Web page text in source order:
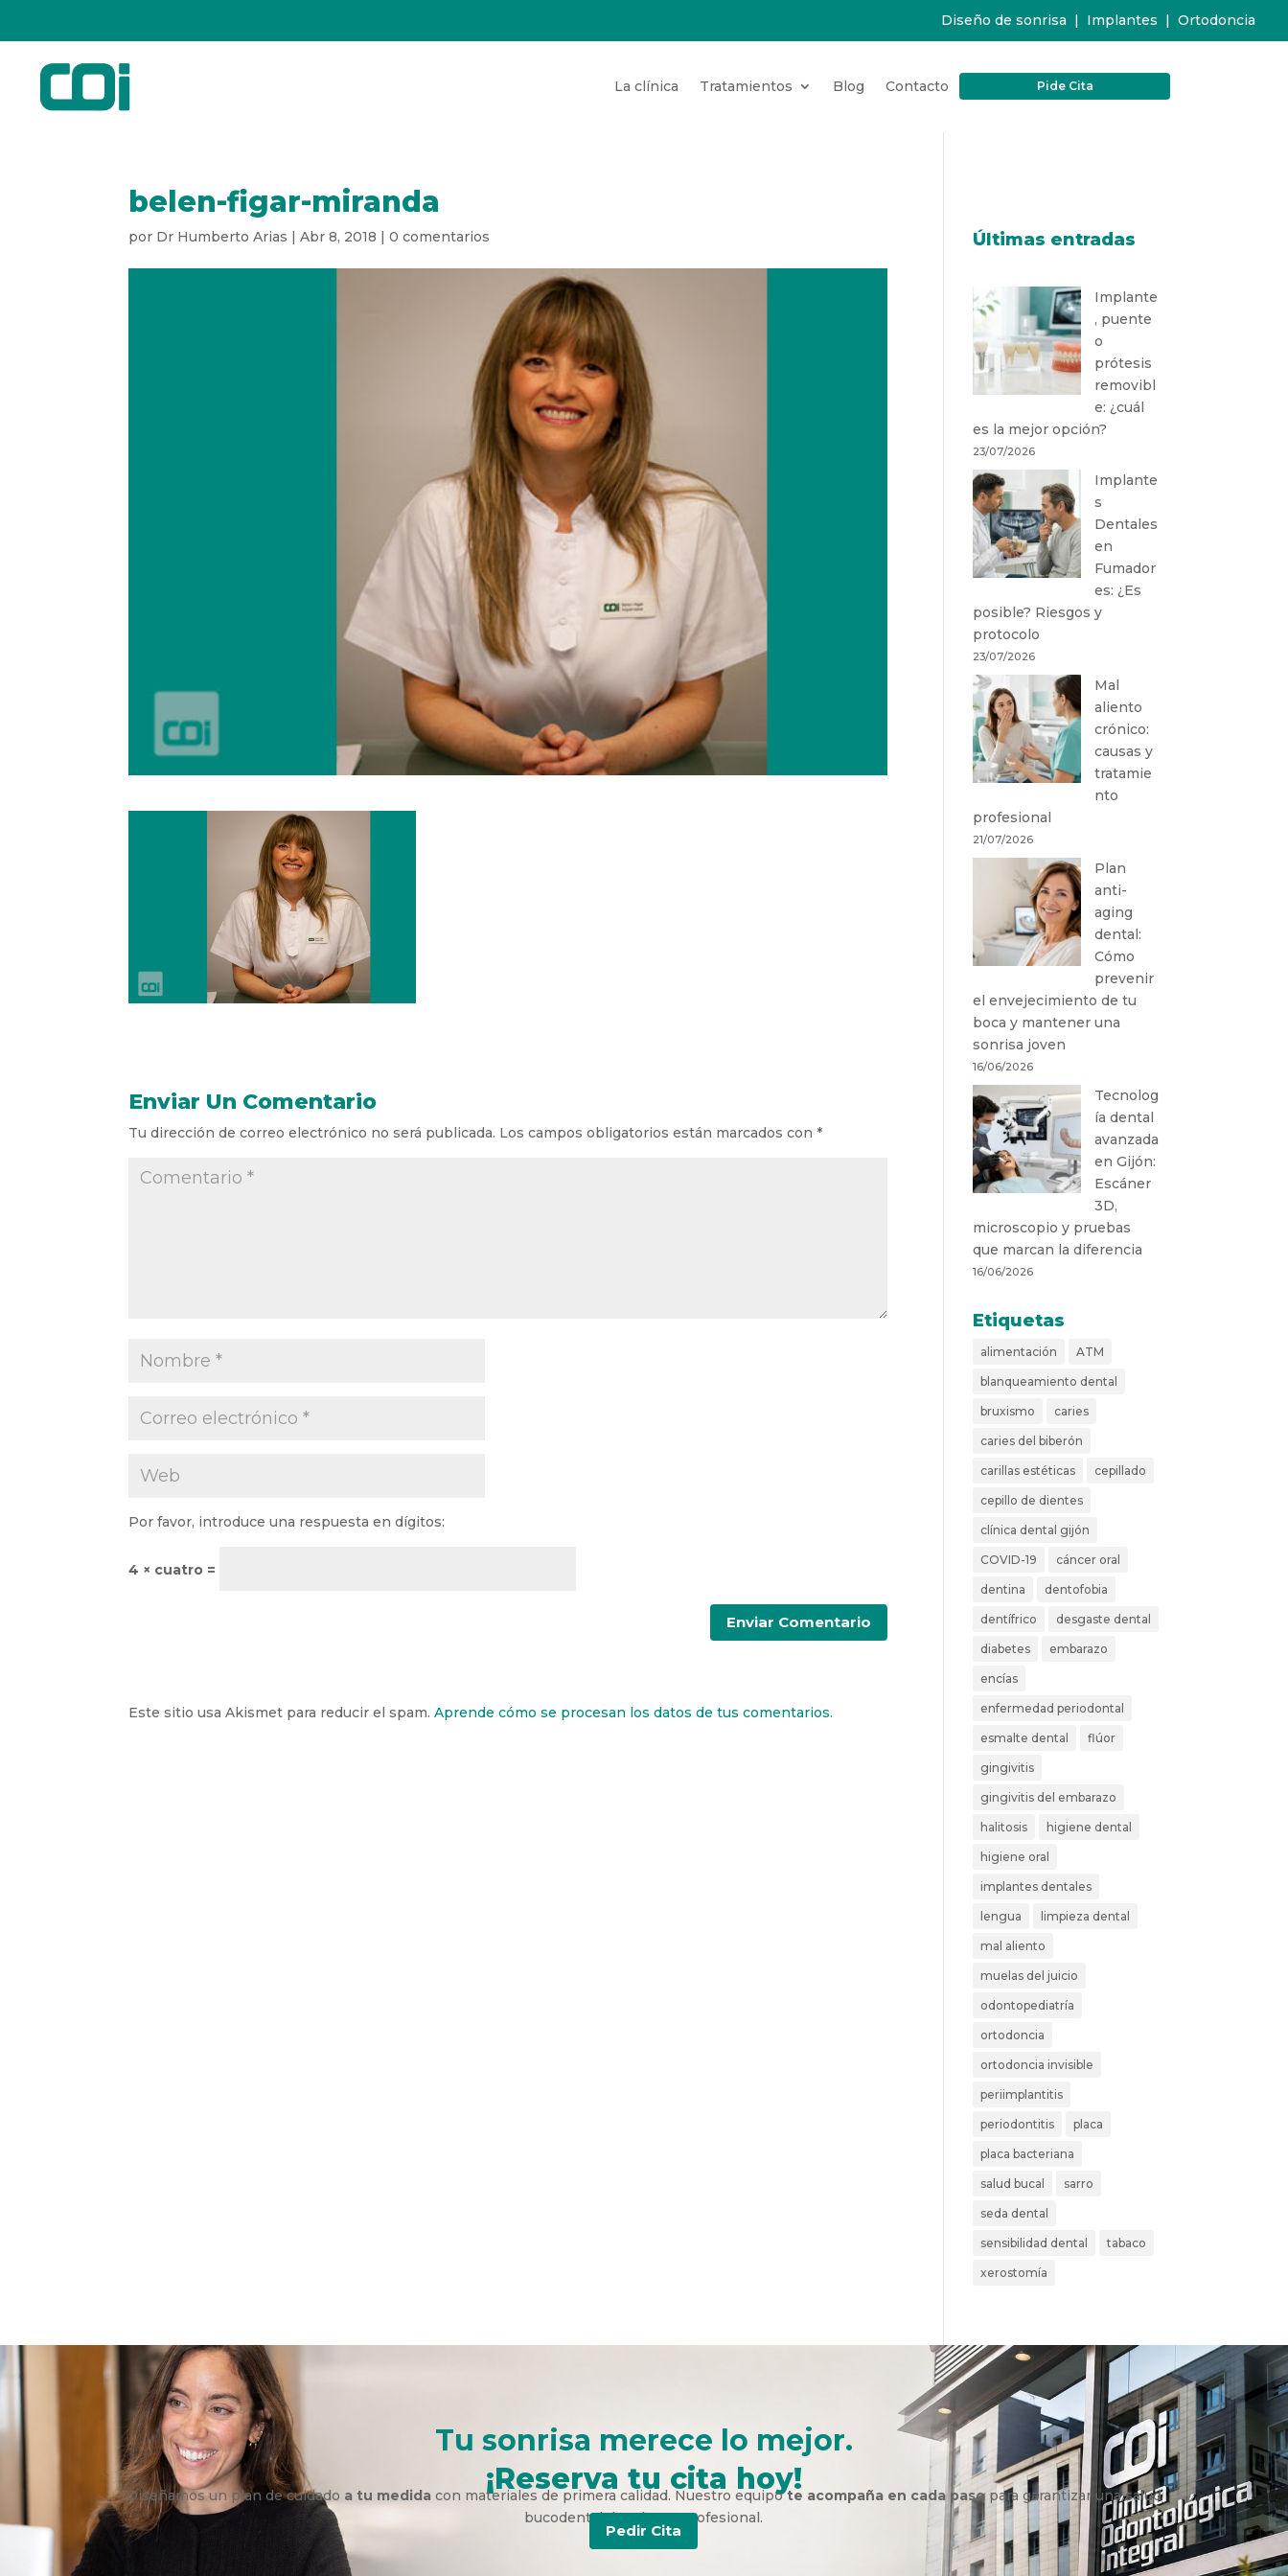
Diseño de sonrisa | Implantes |Ortodoncia
La clínica Tratamientos Blog Contacto Pide Cita
belen-figar-miranda
por Dr Humberto Arias |Abr 8, 2018 |0 comentarios
Enviar Un Comentario
Tu dirección de correo electrónico no será publicada. Los campos obligatorios están marcados con*
Por favor, introduce una respuesta en dígitos:
4 × cuatro =
Este sitio usa Akismet para reducir el spam.Aprende cómo se procesan los datos de tus comentarios.
Últimas entradas
Implante
, puente
o
prótesis
removibl
e: ¿cuál
es la mejor opción?
23/07/2026
Implante
s
Dentales
en
Fumador
es: ¿Es
posible? Riesgos y
protocolo
23/07/2026
Mal
aliento
crónico:
causas y
tratamie
nto
profesional
21/07/2026
Plan
anti-
aging
dental:
Cómo
prevenir
el envejecimiento de tu
boca y mantener una
sonrisa joven
16/06/2026
Tecnolog
ía dental
avanzada
en Gijón:
Escáner
3D,
microscopio y pruebas
que marcan la diferencia
16/06/2026
Etiquetas
alimentación ATM
blanqueamiento dental
bruxismo caries
caries del biberón
carillas estéticas cepillado
cepillo de dientes
clínica dental gijón
COVID-19 cáncer oral
dentina dentofobia
dentífrico desgaste dental
diabetes embarazo
encías
enfermedad periodontal
esmalte dental flúor
gingivitis
gingivitis del embarazo
halitosis higiene dental
higiene oral
implantes dentales
lengua limpieza dental
mal aliento
muelas del juicio
odontopediatría
ortodoncia
ortodoncia invisible
periimplantitis
periodontitis placa
placa bacteriana
salud bucal sarro
seda dental
sensibilidad dental tabaco
xerostomía
Tu sonrisa merece lo mejor.
¡Reserva tu cita hoy!
Diseñamos un plan de cuidado a tu medidacon materiales de primera calidad. Nuestro equipote acompaña en cada pasopara garantizar una salud
bucodental duradera y profesional.
Pedir Cita